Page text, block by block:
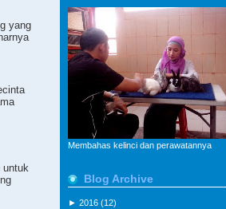
yang
untuk
Membahas kelinci dan perawatannya
Blog Archive
► 2016 (12)